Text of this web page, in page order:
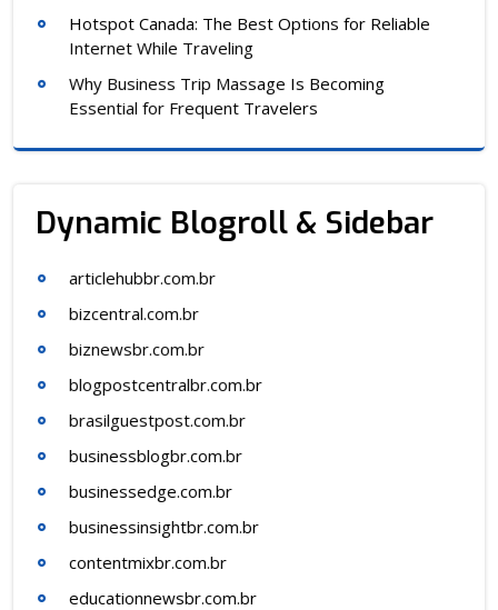
Hotspot Canada: The Best Options for Reliable
Internet While Traveling
Why Business Trip Massage Is Becoming
Essential for Frequent Travelers
Dynamic Blogroll & Sidebar
articlehubbr.com.br
bizcentral.com.br
biznewsbr.com.br
blogpostcentralbr.com.br
brasilguestpost.com.br
businessblogbr.com.br
businessedge.com.br
businessinsightbr.com.br
contentmixbr.com.br
educationnewsbr.com.br